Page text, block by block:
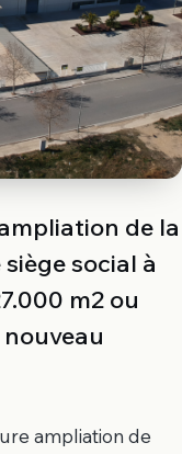
de la
social à
m2 ou
ampliation de